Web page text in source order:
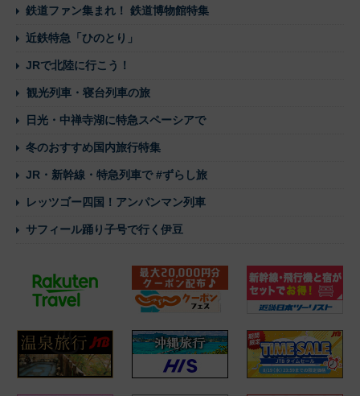
鉄道ファン集まれ！ 鉄道博物館特集
近鉄特急「ひのとり」
JRで北陸に行こう！
観光列車・寝台列車の旅
日光・中禅寺湖に特急スペーシアで
冬のおすすめ国内旅行特集
JR・新幹線・特急列車で #ずらし旅
レッツゴー四国！アンパンマン列車
サフィール踊り子号で行く伊豆